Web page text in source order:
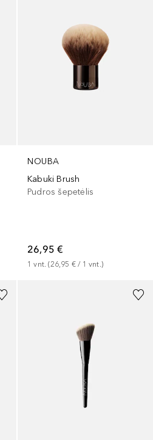
NOUBA
Kabuki Brush
Pudros šepetėlis
26,95 €
1 vnt. (26,95 € / 1 vnt.)